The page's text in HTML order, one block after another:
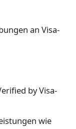
an Visa-
by Visa-
wie